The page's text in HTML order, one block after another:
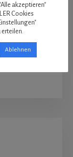
akzeptieren"
Cookies
Ablehnen